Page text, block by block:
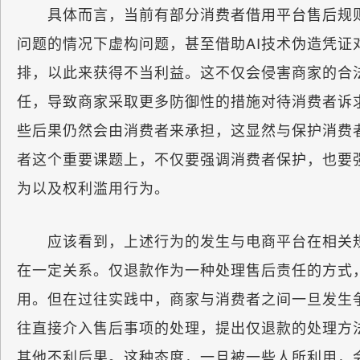
具体而言，当前有部分消费者借用平台售后规
问题的情况下虚构问题，甚至借助AI技术伪造凭
排，以此来获得不当利益。这不仅会侵害商家的
任，导致商家采取更多防御性的措施对待消费者
些后果仍然会由消费者来承担，这显然与保护消
者这个重要课题上，不仅要强调消费者保护，也
为以及权利滥用行为。
应该看到，上述行为的发生与电商平台在相关
在一定关系。仅退款作为一种处理售后责任的方
用。但在过往实践中，商家与消费者之间一旦发
往直接介入售后事项的处理，提出仅退款的处理